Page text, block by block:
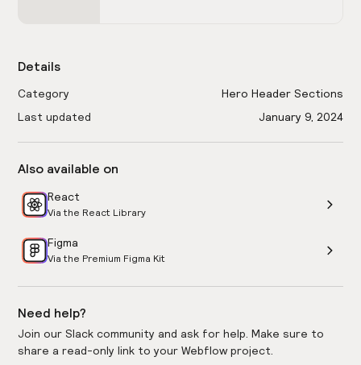
Details
Category
Hero Header Sections
Last updated
January 9, 2024
Also available on
React
Via the React Library
Figma
Via the Premium Figma Kit
Need help?
Join our Slack community and ask for help. Make sure to
share a read-only link to your Webflow project.